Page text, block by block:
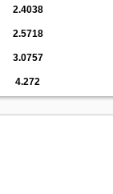
2.4038
2.5718
3.0757
4.272